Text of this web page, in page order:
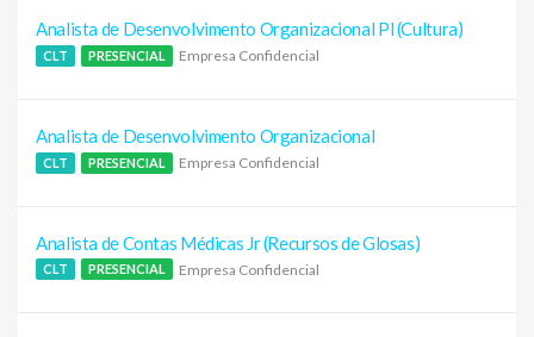
Analista de Desenvolvimento Organizacional Pl (Cultura)
CLT PRESENCIAL Empresa Confidencial
Analista de Desenvolvimento Organizacional
CLT PRESENCIAL Empresa Confidencial
Analista de Contas Médicas Jr (Recursos de Glosas)
CLT PRESENCIAL Empresa Confidencial